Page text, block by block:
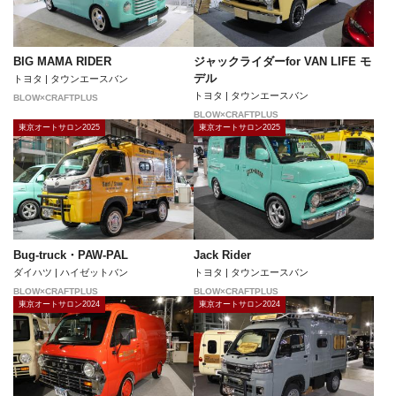
BIG MAMA RIDER
トヨタ | タウンエースバン
BLOW×CRAFTPLUS
ジャックライダーfor VAN LIFE モ
デル
トヨタ | タウンエースバン
BLOW×CRAFTPLUS
東京オートサロン2025
Bug-truck・PAW-PAL
ダイハツ | ハイゼットバン
BLOW×CRAFTPLUS
東京オートサロン2025
Jack Rider
トヨタ | タウンエースバン
BLOW×CRAFTPLUS
東京オートサロン2024 東京オートサロン2024